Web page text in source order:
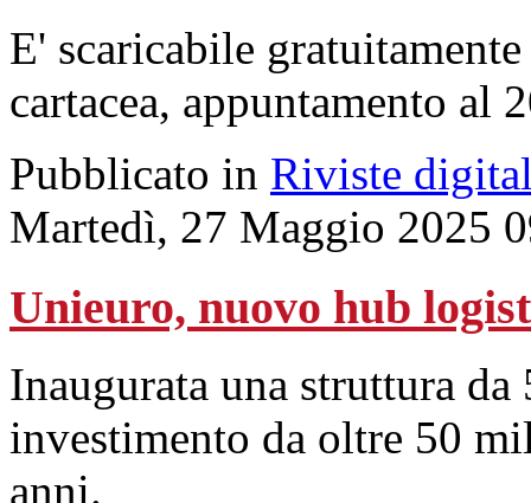
E' scaricabile
cartacea, appuntamento al
Pubblicato in Riviste
Martedì, 27 Maggio 2025
Unieuro, nuovo hub
Inaugurata una struttura
investimento da oltre 50
anni.